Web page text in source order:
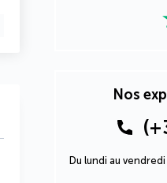
Nos
Du lundi au